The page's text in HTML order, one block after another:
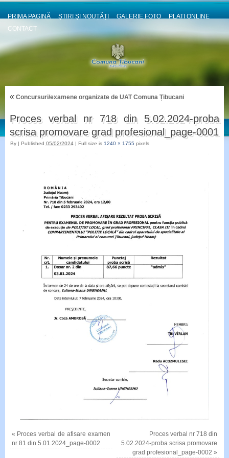
PRIMA PAGINĂ ȘTIRI ȘI NOUȚĂȚI GALERIE FOTO
PLATI ONLINE
CONTACT
«Concursuri/examene organizate de UAT Comuna Țibucani
Proces verbal nr 718 din 5.02.2024-proba
scrisa promovare grad profesional_page-0001
By | Published 05/02/2024 | Full size is 1240 × 1755 pixels
« Proces verbal de afisare examen
nr 81 din 5.01.2024_page-0002
Proces verbal nr 718 din
5.02.2024-proba scrisa promovare
grad profesional_page-0002 »